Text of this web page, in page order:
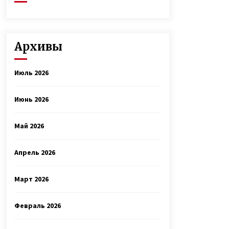
Архивы
Июль 2026
Июнь 2026
Май 2026
Апрель 2026
Март 2026
Февраль 2026